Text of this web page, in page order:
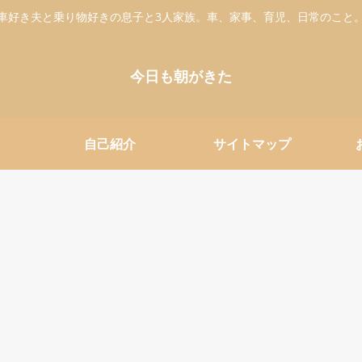
好き夫と乗り物好きの息子と3人家族。車、家事、育児、日常のこと。
今日も朝がきた
自己紹介 サイトマップ